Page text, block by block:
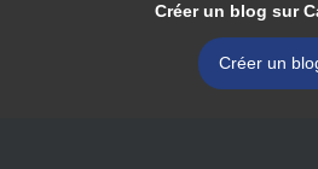
Créer un blog sur
Créer un